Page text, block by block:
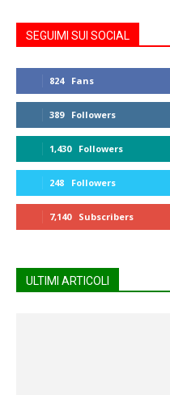
SEGUIMI SUI SOCIAL
824 Fans
389 Followers
1,430 Followers
248 Followers
7,140 Subscribers
ULTIMI ARTICOLI